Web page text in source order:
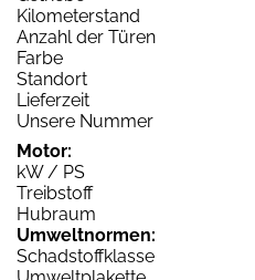
Kilometerstand
Anzahl der Türen
Farbe
Standort
Lieferzeit
Unsere Nummer
Motor:
kW / PS
Treibstoff
Hubraum
Umweltnormen:
Schadstoffklasse